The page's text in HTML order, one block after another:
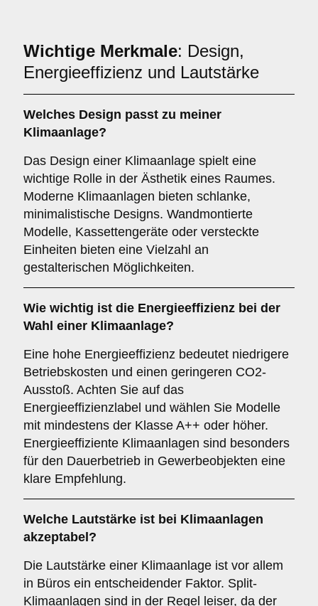
Wichtige Merkmale: Design,
Energieeffizienz und Lautstärke
Welches Design passt zu meiner
Klimaanlage?
Das Design einer Klimaanlage spielt eine
wichtige Rolle in der Ästhetik eines Raumes.
Moderne Klimaanlagen bieten schlanke,
minimalistische Designs. Wandmontierte
Modelle, Kassettengeräte oder versteckte
Einheiten bieten eine Vielzahl an
gestalterischen Möglichkeiten.
Wie wichtig ist die Energieeffizienz bei der
Wahl einer Klimaanlage?
Eine hohe Energieeffizienz bedeutet niedrigere
Betriebskosten und einen geringeren CO2-
Ausstoß. Achten Sie auf das
Energieeffizienzlabel und wählen Sie Modelle
mit mindestens der Klasse A++ oder höher.
Energieeffiziente Klimaanlagen sind besonders
für den Dauerbetrieb in Gewerbeobjekten eine
klare Empfehlung.
Welche Lautstärke ist bei Klimaanlagen
akzeptabel?
Die Lautstärke einer Klimaanlage ist vor allem
in Büros ein entscheidender Faktor. Split-
Klimaanlagen sind in der Regel leiser, da der